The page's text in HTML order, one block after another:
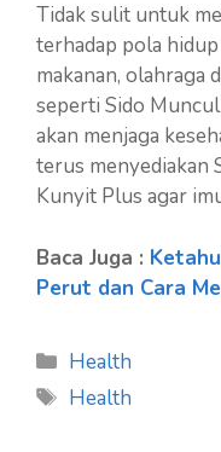
Tidak sulit untuk
terhadap pola
makanan, olahraga
seperti Sido
akan menjaga
terus menyediakan
Kunyit Plus agar
Baca Juga :
Perut dan Cara
Kategori
Health
Tag
Health